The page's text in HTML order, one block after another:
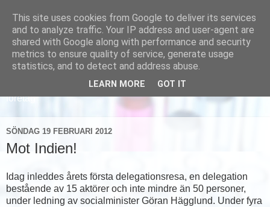
Läs om hur vi marknadsför svensk sjukvård och svenska
företag
SÖNDAG 19 FEBRUARI 2012
Mot Indien!
Idag inleddes årets första delegationsresa, en delegation
bestående av 15 aktörer och inte mindre än 50 personer,
under ledning av socialminister Göran Hägglund. Under fyra
This site uses cookies from Google to deliver its services
and to analyze traffic. Your IP address and user-agent are
shared with Google along with performance and security
metrics to ensure quality of service, generate usage
statistics, and to detect and address abuse.
LEARN MORE GOT IT